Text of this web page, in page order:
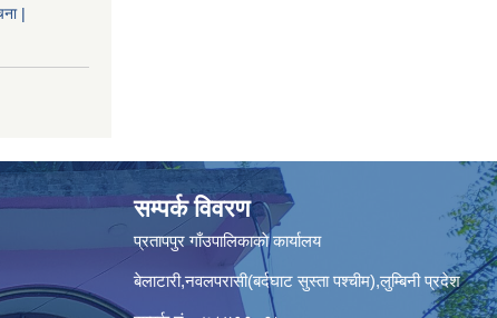
|
सम्पर्क विवरण
प्रतापपुर गाँउपालिकाकाे कार्यालय
बेलाटारी,नवलपरासी(बर्दघाट सुस्ता पश्चीम),लुम्बिनी प्रदेश